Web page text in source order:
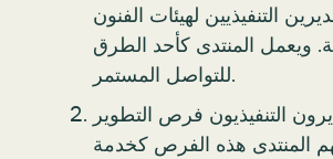
التنفيذيين لهيئات الفنون
ويعمل المنتدى كأحد الطرق
للتواصل المستمر.
التنفيذيون فرص التطوير
المنتدى هذه الفرص كخدمة